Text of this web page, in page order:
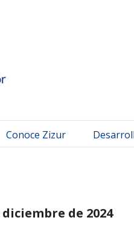
Conoce Zizur
diciembre de 2024